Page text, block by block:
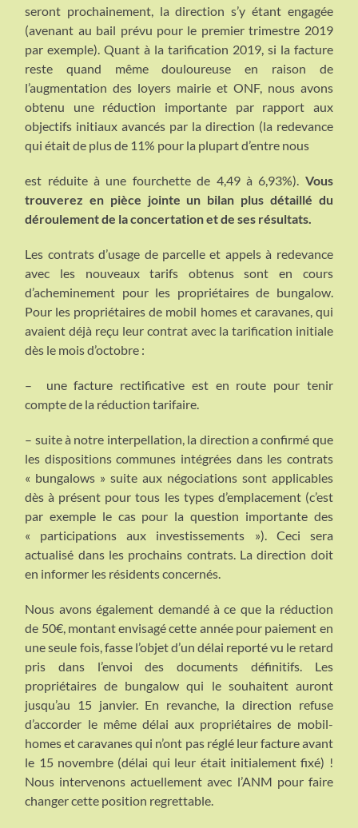
seront prochainement, la direction s’y étant engagée
(avenant au bail prévu pour le premier trimestre 2019
par exemple). Quant à la tarification 2019, si la facture
reste quand même douloureuse en raison de
l’augmentation des loyers mairie et ONF, nous avons
obtenu une réduction importante par rapport aux
objectifs initiaux avancés par la direction (la redevance
qui était de plus de 11% pour la plupart d’entre nous
est réduite à une fourchette de 4,49 à 6,93%). Vous
trouverez en pièce jointe un bilan plus détaillé du
déroulement de la concertation et de ses résultats.
Les contrats d’usage de parcelle et appels à redevance
avec les nouveaux tarifs obtenus sont en cours
d’acheminement pour les propriétaires de bungalow.
Pour les propriétaires de mobil homes et caravanes, qui
avaient déjà reçu leur contrat avec la tarification initiale
dès le mois d’octobre :
– une facture rectificative est en route pour tenir
compte de la réduction tarifaire.
– suite à notre interpellation, la direction a confirmé que
les dispositions communes intégrées dans les contrats
« bungalows » suite aux négociations sont applicables
dès à présent pour tous les types d’emplacement (c’est
par exemple le cas pour la question importante des
« participations aux investissements »). Ceci sera
actualisé dans les prochains contrats. La direction doit
en informer les résidents concernés.
Nous avons également demandé à ce que la réduction
de 50€, montant envisagé cette année pour paiement en
une seule fois, fasse l’objet d’un délai reporté vu le retard
pris dans l’envoi des documents définitifs. Les
propriétaires de bungalow qui le souhaitent auront
jusqu’au 15 janvier. En revanche, la direction refuse
d’accorder le même délai aux propriétaires de mobil-
homes et caravanes qui n’ont pas réglé leur facture avant
le 15 novembre (délai qui leur était initialement fixé) !
Nous intervenons actuellement avec l’ANM pour faire
changer cette position regrettable.